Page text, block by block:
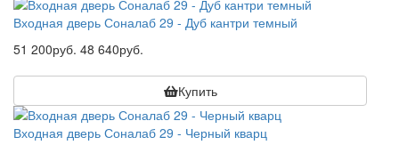
Входная дверь Соналаб 29 - Дуб кантри темный
51 200руб. 48 640руб.
Купить
Входная дверь Соналаб 29 - Черный кварц